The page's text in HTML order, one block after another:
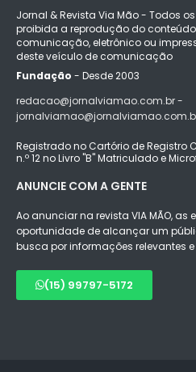
Jornal & Revista Via Mão - Todos
proibida a reprodução do
comunicação, eletrônico ou
deste veículo de comunicação
Fundação - Desde 2003
redacao@jornalviamao.com.br -
Registrado no Cartório de Registro
n.º 12 no Livro "B" Matriculado e
ANUNCIE COM A GENTE
Ao anunciar na revista VIA MÃO, as
oportunidade de alcançar um
busca por informações relevantes
(15) 99797-5172